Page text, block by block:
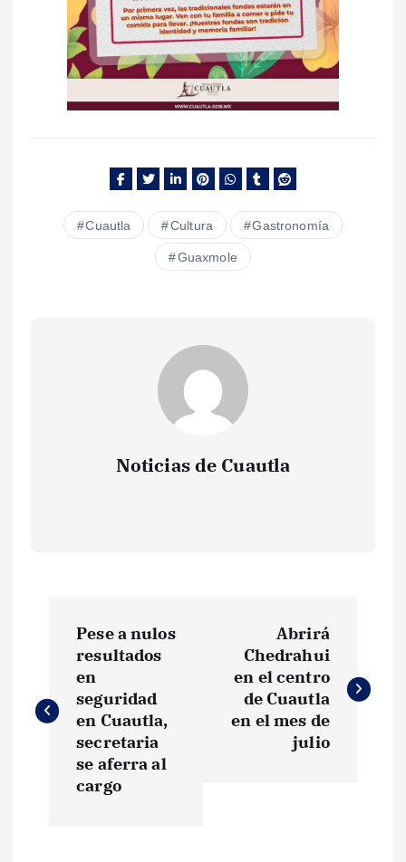
Cuautla Cultura Gastronomía
Guaxmole
Noticias de Cuautla
v
Pese a nulos
resultados
en
seguridad
en Cuautla,
secretaria
se aferra al
cargo
Abrirá
Chedrahui
en el centro
de Cuautla
en el mes de
julio